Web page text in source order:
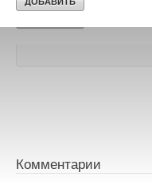
«VRF — это
специалистов в
ATOM
Комментарии